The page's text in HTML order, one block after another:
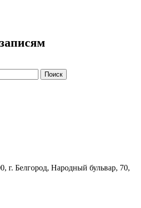
г. Белгород, Народный бульвар, 70,